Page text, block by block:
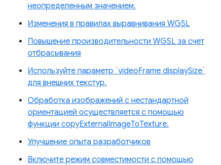
неопределенным значением.
Изменения в правилах выравнивания WGSL
Повышение производительности WGSL за счет
отбрасывания
Используйте параметр `videoFrame displaySize`
для внешних текстур.
Обработка изображений с нестандартной
ориентацией осуществляется с помощью
функции copyExternalImageToTexture.
Улучшение опыта разработчиков
Включите режим совместимости с помощью